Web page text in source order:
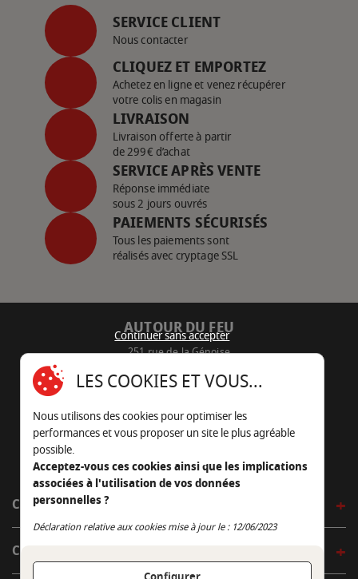
SERVICE CLIENT
Nous contacter
CLIQUEZ ET EMPORTEZ
Achetez en ligne et venez récupérer
votre colis en magasin
LIVRAISON
Livraison offerte à partir
de 299€ d’achat
SERVICE APRÈS VENTE
Réponse immédiate
sous 2 jours ouvrés
PAIEMENTS SÉCURISÉS
Tous les paiements sont
réalisés avec cryptage SSL
AUTOUR DU FEU
251 rue de la Génoise
05 45 22 98 09
Nous envoyer un e-mail
CÔTÉ OUTDOOR
CÔTÉ INDOOR
Continuer sans accepter
LES COOKIES ET VOUS...
Nous utilisons des cookies pour optimiser les
performances et vous proposer un site le plus agréable
possible.
Acceptez-vous ces cookies ainsi que les implications
associées à l'utilisation de vos données
personnelles ?
Déclaration relative aux cookies mise à jour le : 12/06/2023
Continuer sans accepter